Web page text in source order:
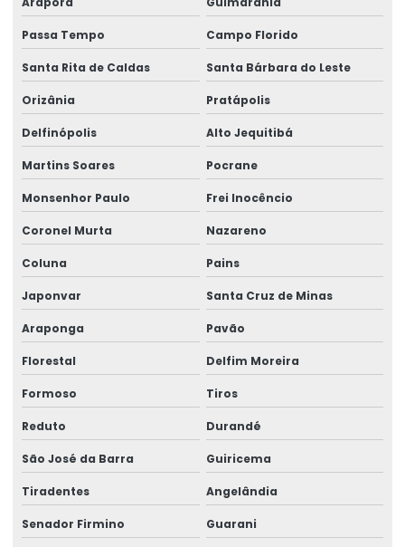
Passa Tempo Campo Florido
Santa Rita de Caldas Santa Bárbara do Leste
Orizânia Pratápolis
Delfinópolis Alto Jequitibá
Martins Soares Pocrane
Monsenhor Paulo Frei Inocêncio
Coronel Murta Nazareno
Coluna Pains
Japonvar Santa Cruz de Minas
Araponga Pavão
Florestal Delfim Moreira
Formoso Tiros
Reduto Durandé
São José da Barra Guiricema
Tiradentes Angelândia
Senador Firmino Guarani